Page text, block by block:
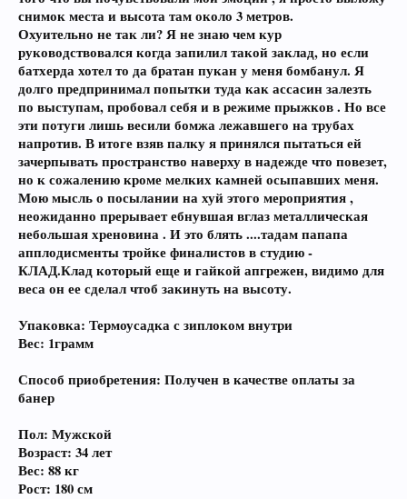
снимок места и высота там около 3 метров.
Охуительно не так ли? Я не знаю чем кур
руководствовался когда запилил такой заклад, но если
батхерда хотел то да братан пукан у меня бомбанул. Я
долго предпринимал попытки туда как ассасин залезть
по выступам, пробовал себя и в режиме прыжков . Но все
эти потуги лишь весили бомжа лежавшего на трубах
напротив. В итоге взяв палку я принялся пытаться ей
зачерпывать пространство наверху в надежде что повезет,
но к сожалению кроме мелких камней осыпавших меня.
Мою мысль о посылании на хуй этого мероприятия ,
неожиданно прерывает ебнувшая вглаз металлическая
небольшая хреновина . И это блять ....тадам папапа
апплодисменты тройке финалистов в студию -
КЛАД.Клад который еще и гайкой апгрежен, видимо для
веса он ее сделал чтоб закинуть на высоту.
Упаковка: Термоусадка с зиплоком внутри
Вес: 1грамм
Способ приобретения: Получен в качестве оплаты за
банер
Пол: Мужской
Возраст: 34 лет
Вес: 88 кг
Рост: 180 см